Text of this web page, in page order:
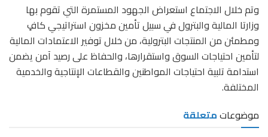
وتم خلال الاجتماع استعراض الجهود المستمرة التي تقوم بها
وزارتا المالية والبترول في سبيل تأمين مخزون استراتيجي كافٍ
ومطمئن من المنتجات البترولية، من خلال توفير الاعتمادات المالية
لتأمين احتياجات السوق واستقرارها، والحفاظ على رصيد آمن يضمن
استدامة تلبية احتياجات المواطنين والقطاعات الإنتاجية والخدمية
المختلفة.
موضوعاتمتعلقة